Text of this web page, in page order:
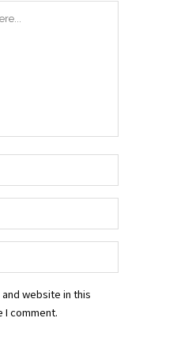
website in this
comment.